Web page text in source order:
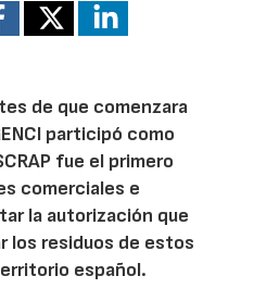
de que comenzara
participó como
fue el primero
comerciales e
la autorización que
los residuos de estos
español.